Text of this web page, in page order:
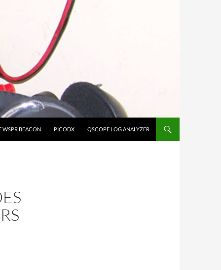
WSPR BEACON PICODX QSCOPE LOG ANALYZER